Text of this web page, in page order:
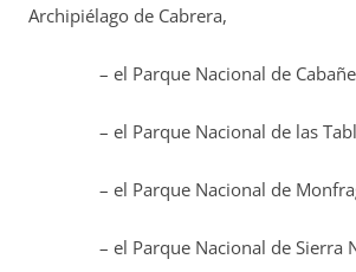
Archipiélago de Cabrera,
– el Parque Nacional de
– el Parque Nacional de las
– el Parque Nacional de
– el Parque Nacional de Sierra